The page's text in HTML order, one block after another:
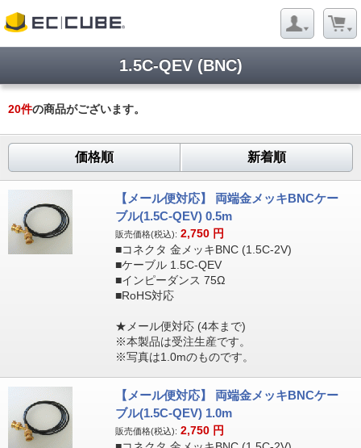
1.5C-QEV (BNC)
20件の商品がございます。
価格順 新着順
【メール便対応】 両端金メッキBNCケー
ブル(1.5C-QEV) 0.5m
販売価格(税込): 2,750 円
■コネクタ 金メッキBNC (1.5C-2V)
■ケーブル 1.5C-QEV
■インピーダンス 75Ω
■RoHS対応
★メール便対応 (4本まで)
※本製品は受注生産です。
※写真は1.0mのものです。
【メール便対応】 両端金メッキBNCケー
ブル(1.5C-QEV) 1.0m
販売価格(税込): 2,750 円